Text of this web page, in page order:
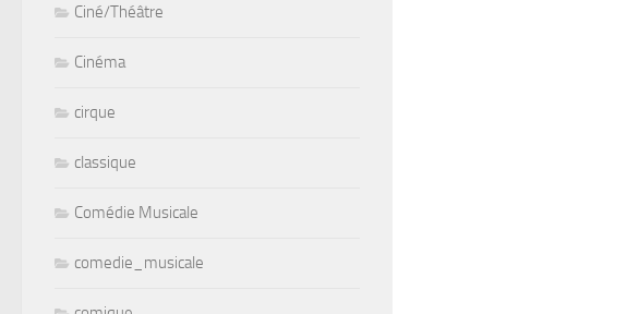
Ciné/Théâtre
Cinéma
cirque
classique
Comédie Musicale
comedie_musicale